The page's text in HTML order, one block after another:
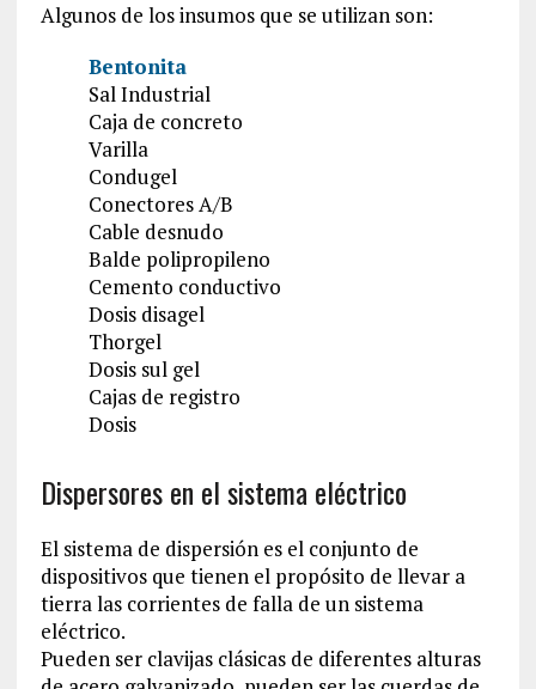
Algunos de los insumos que se utilizan son:
Bentonita
Sal Industrial
Caja de concreto
Varilla
Condugel
Conectores A/B
Cable desnudo
Balde polipropileno
Cemento conductivo
Dosis disagel
Thorgel
Dosis sul gel
Cajas de registro
Dosis
Dispersores en el sistema eléctrico
El sistema de dispersión es el conjunto de
dispositivos que tienen el propósito de llevar a
tierra las corrientes de falla de un sistema
eléctrico.
Pueden ser clavijas clásicas de diferentes alturas